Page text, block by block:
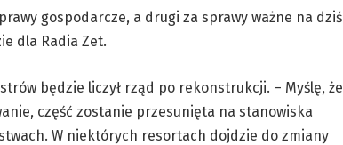
gospodarcze, a drugi za sprawy ważne na dziś
dla Radia Zet.
będzie liczył rząd po rekonstrukcji. – Myślę, że
część zostanie przesunięta na stanowiska
W niektórych resortach dojdzie do zmiany